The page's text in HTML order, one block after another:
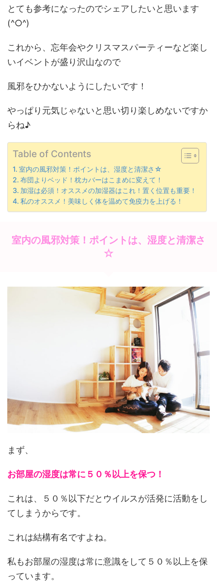
とても参考になったのでシェアしたいと思います
(^○^)
これから、忘年会やクリスマスパーティーなど楽し
いイベントが盛り沢山なので
風邪をひかないようにしたいです！
やっぱり元気じゃないと思い切り楽しめないですか
らね♪
Table of Contents
室内の風邪対策！ポイントは、湿度と清潔さ☆
布団よりベッド！枕カバーはこまめに変えて！
加湿は必須！オススメの加湿器はこれ！置く位置も重要！
私のオススメ！美味しく体を温めて免疫力を上げる！
室内の風邪対策！ポイントは、湿度と清潔さ
☆
まず、
お部屋の湿度は常に５０％以上を保つ！
これは、５０％以下だとウイルスが活発に活動をし
てしまうからです。
これは結構有名ですよね。
私もお部屋の湿度は常に意識をして５０％以上を保
っています。